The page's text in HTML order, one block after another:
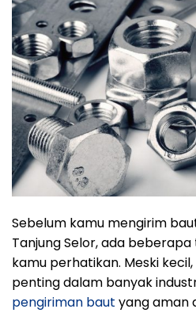
Sebelum kamu mengirim
Tanjung Selor, ada
kamu perhatikan. Meski
penting dalam banyak
pengiriman baut yang aman